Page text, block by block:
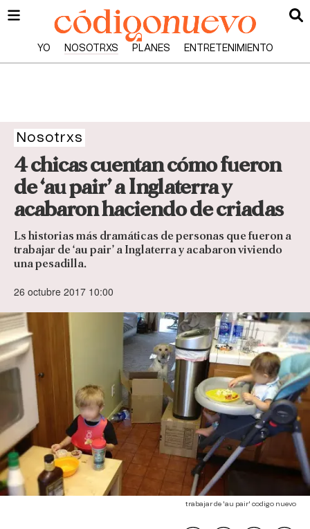
YO NOSOTRXS PLANES ENTRETENIMIENTO
Nosotrxs
4 chicas cuentan cómo fueron
de ‘au pair’ a Inglaterra y
acabaron haciendo de criadas
Ls historias más dramáticas de personas que fueron a
trabajar de ‘au pair’ a Inglaterra y acabaron viviendo
una pesadilla.
26 octubre 2017 10:00
trabajar de 'au pair' codigo nuevo